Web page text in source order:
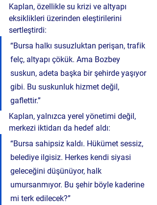
Kaplan, özellikle su krizi ve altyapı
eksiklikleri üzerinden eleştirilerini
sertleştirdi:
“Bursa halkı susuzluktan perişan, trafik
felç, altyapı çökük. Ama Bozbey
suskun, adeta başka bir şehirde yaşıyor
gibi. Bu suskunluk hizmet değil,
gaflettir.”
Kaplan, yalnızca yerel yönetimi değil,
merkezi iktidarı da hedef aldı:
“Bursa sahipsiz kaldı. Hükümet sessiz,
belediye ilgisiz. Herkes kendi siyasi
geleceğini düşünüyor, halk
umursanmıyor. Bu şehir böyle kaderine
mi terk edilecek?”